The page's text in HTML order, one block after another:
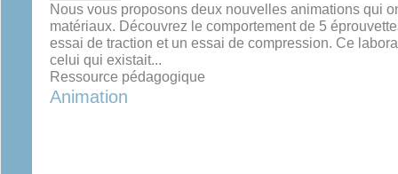
Nous vous proposons deux nouvelles animations qui
matériaux. Découvrez le comportement de 5
essai de traction et un essai de compression. Ce
celui qui existait...
Ressource pédagogique
Animation